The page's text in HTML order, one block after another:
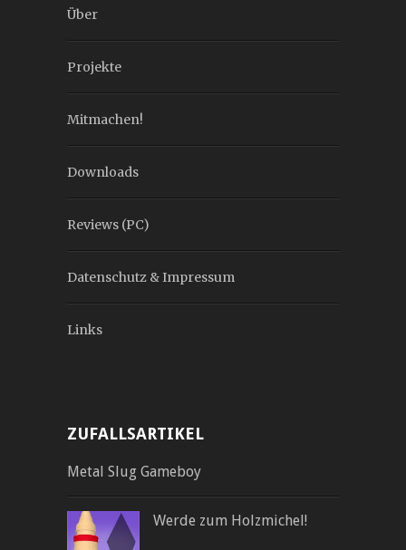
Über
Projekte
Mitmachen!
Downloads
Reviews (PC)
Datenschutz & Impressum
Links
ZUFALLSARTIKEL
Metal Slug Gameboy
Werde zum Holzmichel!